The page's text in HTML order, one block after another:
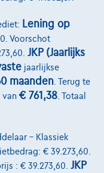
85 kW ( 115 PK )
Lening op
Voorschot
JKP (Jaarlijks
jaarlijkse
maanden . Terug te
van € 761,38 . Totaal
– Klassiek
€ 39.273,60.
: € 39.273,60. JKP